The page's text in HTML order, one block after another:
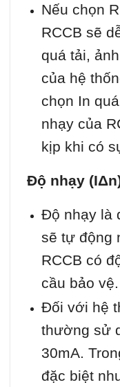
Nếu chọn
RCCB sẽ
quá tải,
của hệ
chọn In
nhạy của
kịp khi có
Độ nhạy
Độ nhạy là
sẽ tự động
RCCB có
cầu bảo vệ.
Đối với hệ
thường sử
30mA.
đặc biệt